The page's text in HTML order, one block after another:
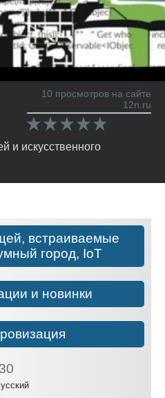
10 просмотров на сайте
12n.ru
и искусственного
встраиваемые
город, IoT
и новинки